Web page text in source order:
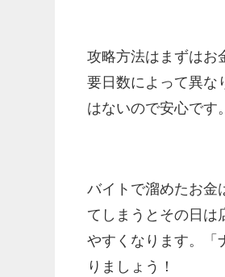
攻略方法はまずはお
要日数によって異な
はないので安心です。
バイトで溜めたお金
てしまうとその日は
やすくなります。「
りましょう！